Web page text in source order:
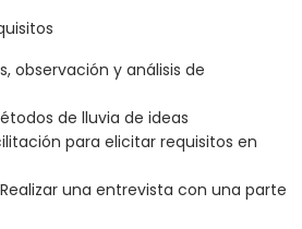
observación y análisis de
de lluvia de ideas
para elicitar requisitos en
una entrevista con una parte